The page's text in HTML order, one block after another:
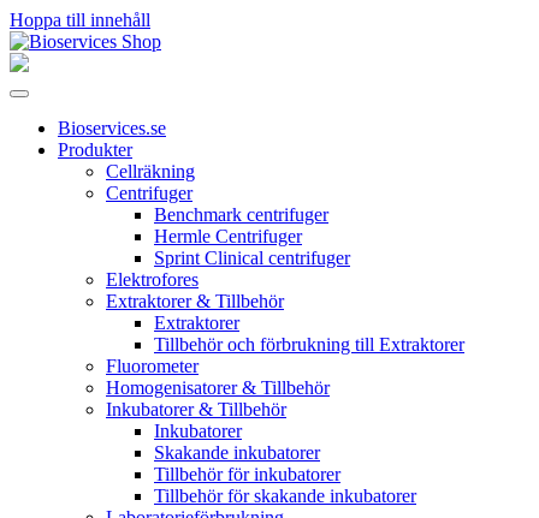
Hoppa till innehåll
Huvudnavigering
Bioservices.se
Produkter
Cellräkning
Centrifuger
Benchmark centrifuger
Hermle Centrifuger
Sprint Clinical centrifuger
Elektrofores
Extraktorer & Tillbehör
Extraktorer
Tillbehör och förbrukning till Extraktorer
Fluorometer
Homogenisatorer & Tillbehör
Inkubatorer & Tillbehör
Inkubatorer
Skakande inkubatorer
Tillbehör för inkubatorer
Tillbehör för skakande inkubatorer